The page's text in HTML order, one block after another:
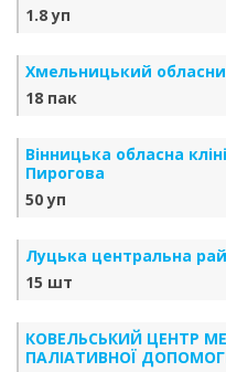
1.8 уп
Хмельницький
18 пак
Вінницька обласна
Пирогова
50 уп
Луцька центральна
15 шт
КОВЕЛЬСЬКИЙ ЦЕНТР
ПАЛІАТИВНОЇ